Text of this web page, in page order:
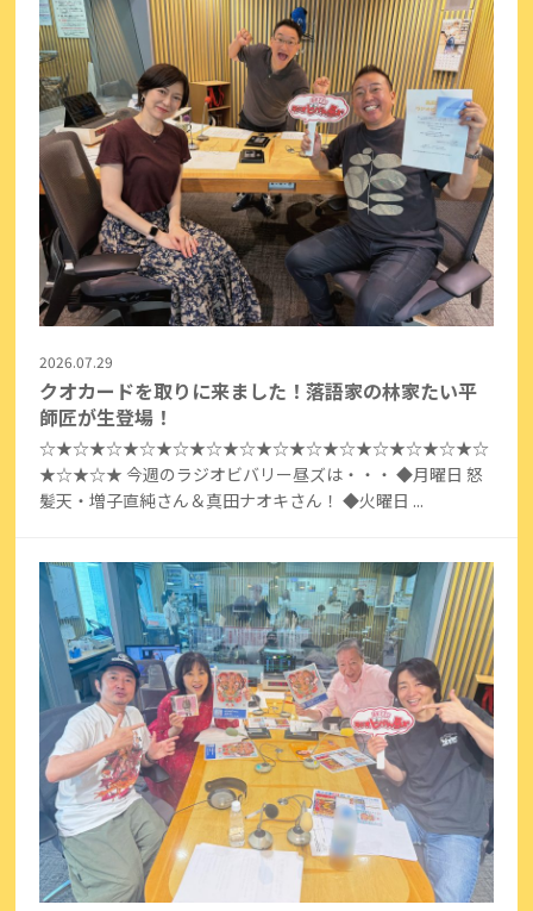
2026.07.29
クオカードを取りに来ました！落語家の林家たい平
師匠が生登場！
☆★☆★☆★☆★☆★☆★☆★☆★☆★☆★☆★☆★☆★☆
★☆★☆★ 今週のラジオビバリー昼ズは・・・ ◆月曜日 怒
髪天・増子直純さん＆真田ナオキさん！ ◆火曜日 ...